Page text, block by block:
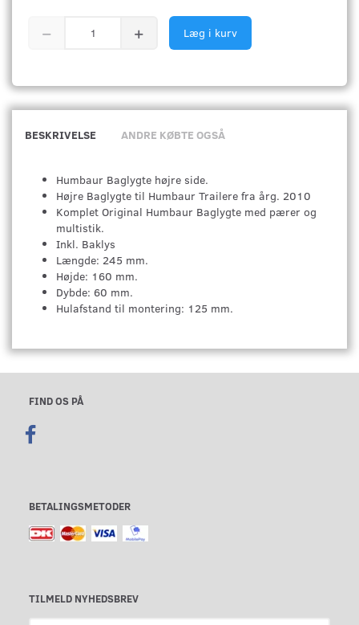
Læg i kurv
BESKRIVELSE ANDRE KØBTE OGSÅ
Humbaur Baglygte højre side.
Højre Baglygte til Humbaur Trailere fra årg. 2010
Komplet Original Humbaur Baglygte med pærer og
multistik.
Inkl. Baklys
Længde: 245 mm.
Højde: 160 mm.
Dybde: 60 mm.
Hulafstand til montering: 125 mm.
FIND OS PÅ
BETALINGSMETODER
TILMELD NYHEDSBREV